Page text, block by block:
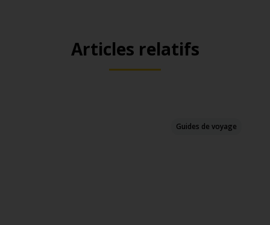
Articles relatifs